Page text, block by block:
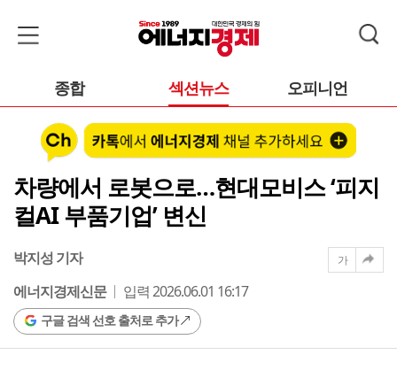
종합 섹션뉴스 오피니언
차량에서 로봇으로…현대모비스 ‘피지
컬AI 부품기업’ 변신
박지성 기자
에너지경제신문
입력 2026.06.01 16:17
구글 검색 선호 출처로 추가
가